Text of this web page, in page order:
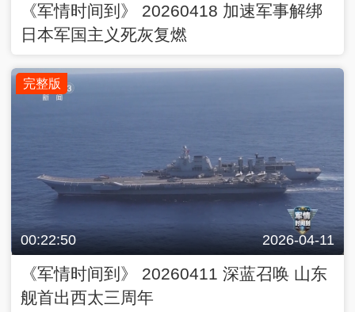
《军情时间到》 20260418 加速军事解绑
日本军国主义死灰复燃
完整版
00:22:50 2026-04-11
《军情时间到》 20260411 深蓝召唤 山东
舰首出西太三周年